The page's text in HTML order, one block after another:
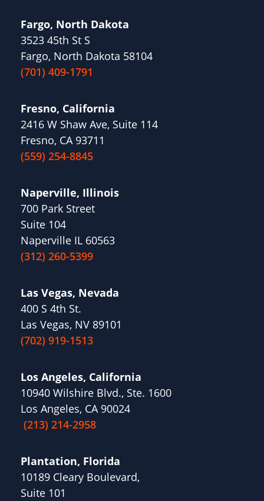
Fargo, North Dakota
3523 45th St S
Fargo, North Dakota 58104
(701) 409-1791
Fresno, California
2416 W Shaw Ave, Suite 114
Fresno, CA 93711
(559) 254-8845
Naperville, Illinois
700 Park Street
Suite 104
Naperville IL 60563
(312) 260-5399
Las Vegas, Nevada
400 S 4th St.
Las Vegas, NV 89101
(702) 919-1513
Los Angeles, California
10940 Wilshire Blvd., Ste. 1600
Los Angeles, CA 90024
(213) 214-2958
Plantation, Florida
10189 Cleary Boulevard,
Suite 101